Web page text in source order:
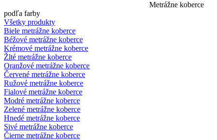
Metrážne koberce
podľa farby
Všetky produkty
Biele metrážne koberce
Béžové metrážne koberce
Krémové metrážne koberce
Žlté metrážne koberce
Oranžové metrážne koberce
Červené metrážne koberce
Ružové metrážne koberce
Fialové metrážne koberce
Modré metrážne koberce
Zelené metrážne koberce
Hnedé metrážne koberce
Sivé metrážne koberce
Čierne metrážne koberce